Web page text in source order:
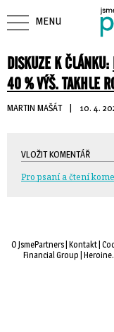
DISKUZE K ČLÁNKU:
40 % VÝŠ. TAKHLE
MARTIN MAŠÁT | 10. 4.
VLOŽIT KOMENTÁŘ
Pro psaní a čtení
MENU
O JsmePartners| Kontakt|
Financial Group |